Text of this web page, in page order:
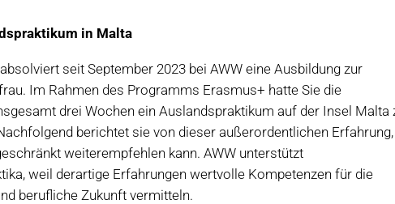
in Malta
seit September 2023 bei AWW eine Ausbildung zur
Im Rahmen des Programms Erasmus+ hatte Sie die
drei Wochen ein Auslandspraktikum auf der Insel Malta
berichtet sie von dieser außerordentlichen Erfahrung,
weiterempfehlen kann. AWW unterstützt
weil derartige Erfahrungen wertvolle Kompetenzen für die
berufliche Zukunft vermitteln.